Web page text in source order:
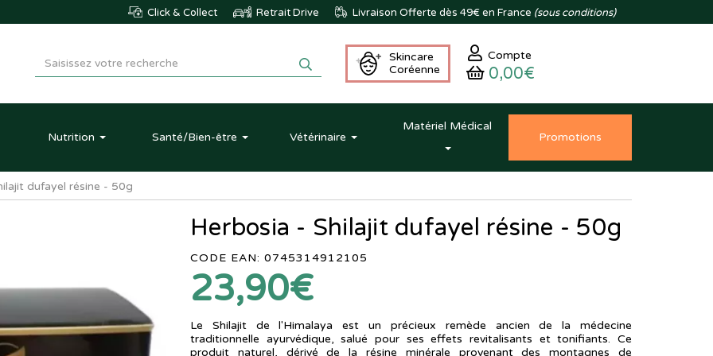
Click & Collect Retrait Drive Livraison Offerte dès 49€ en France (sous conditions)
Skincare
Coréenne
Compte
0,00€
Nutrition Santé/Bien-être Vétérinaire
Matériel Médical
Promotions
dufayel résine - 50g
Herbosia - Shilajit dufayel résine - 50g
CODE EAN: 0745314912105
23,90€
Le Shilajit de l'Himalaya est un précieux remède ancien de la médecine
traditionnelle ayurvédique, salué pour ses effets revitalisants et tonifiants. Ce
produit naturel, dérivé de la résine minérale provenant des montagnes de